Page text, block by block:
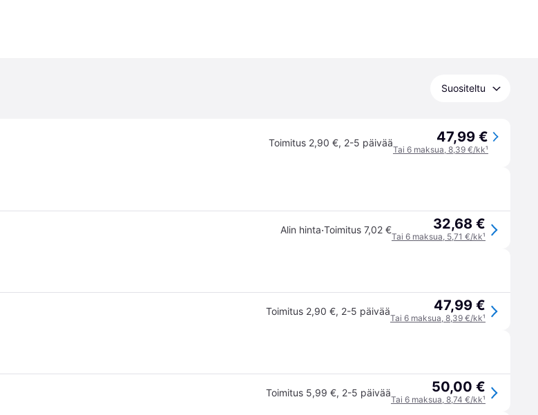
Suositeltu
Toimitus 2,90 €, 2-5 päivää 47,99 €
Tai 6 maksua, 8,39 €/kk¹
Alin hinta·Toimitus 7,02 € 32,68 €
Tai 6 maksua, 5,71 €/kk¹
Toimitus 2,90 €, 2-5 päivää 47,99 €
Tai 6 maksua, 8,39 €/kk¹
Toimitus 5,99 €, 2-5 päivää 50,00 €
Tai 6 maksua, 8,74 €/kk¹